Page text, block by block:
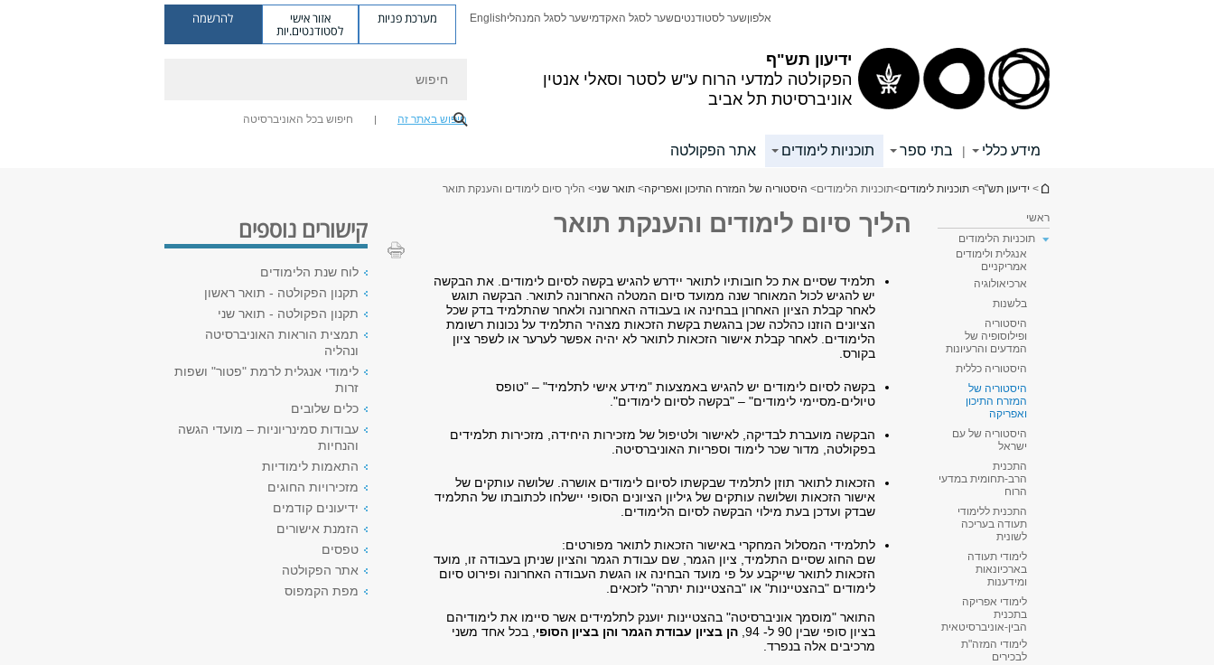
ידיעון תש"ף
הפקולטה למדעי הרוח ע"ש לסטר וסאלי אנטין
אוניברסיטת תל אביב
אלפוןשער לסטודנטיםשער לסגל האקדמישער לסגל המנהליEnglish מערכת פניות אזור אישי
לסטודנטים.יות
להרשמה
חיפוש באתר זה חיפוש בכל האוניברסיטה
מידע כללי | בתי ספר תוכניות לימודים אתר הפקולטה
הינך נמצא כאן
> ידיעון תש"ף> תוכניות לימודים>תוכניות הלימודים> היסטוריה של המזרח התיכון ואפריקה> תואר שני> הליך סיום לימודים והענקת תואר
ראשי
תוכניות הלימודים
אנגלית ולימודים
אמריקניים
ארכיאולוגיה
בלשנות
היסטוריה
ופילוסופיה של
המדעים והרעיונות
היסטוריה כללית
היסטוריה של
המזרח התיכון
ואפריקה
היסטוריה של עם
ישראל
התכנית
הרב-תחומית במדעי
הרוח
התכנית ללימודי
תעודה בעריכה
לשונית
לימודי תעודה
בארכיונאות
ומידענות
לימודי אפריקה
בתכנית
הבין-אוניברסיטאית
לימודי המזה"ת
לבכירים
הליך סיום לימודים והענקת תואר
תלמיד שסיים את כל חובותיו לתואר יידרש להגיש בקשה לסיום לימודים. את הבקשה
יש להגיש לכול המאוחר שנה ממועד סיום המטלה האחרונה לתואר. הבקשה תוגש
לאחר קבלת הציון האחרון בבחינה או בעבודה האחרונה ולאחר שהתלמיד בדק שכל
הציונים הוזנו כהלכה שכן בהגשת בקשת הזכאות מצהיר התלמיד על נכונות רשומת
הלימודים. לאחר קבלת אישור הזכאות לתואר לא יהיה אפשר לערער או לשפר ציון
בקורס.
בקשה לסיום לימודים יש להגיש באמצעות "מידע אישי לתלמיד" – "טופס
טיולים-מסיימי לימודים" – "בקשה לסיום לימודים".
הבקשה מועברת לבדיקה, לאישור ולטיפול של מזכירות היחידה, מזכירות תלמידים
בפקולטה, מדור שכר לימוד וספריות האוניברסיטה.
הזכאות לתואר תוזן לתלמיד שבקשתו לסיום לימודים אושרה. שלושה עותקים של
אישור הזכאות ושלושה עותקים של גיליון הציונים הסופי יישלחו לכתובתו של התלמיד
שבדק ועדכן בעת מילוי הבקשה לסיום הלימודים.
לתלמידי המסלול המחקרי באישור הזכאות לתואר מפורטים:
שם החוג שסיים התלמיד, ציון הגמר, שם עבודת הגמר והציון שניתן בעבודה זו, מועד
הזכאות לתואר שייקבע על פי מועד הבחינה או הגשת העבודה האחרונה ופירוט סיום
לימודים "בהצטיינות" או "בהצטיינות יתרה" לזכאים.
התואר "מוסמך אוניברסיטה" בהצטיינות יוענק לתלמידים אשר סיימו את לימודיהם
בציון סופי שבין 90 ל- 94,
הן בציון עבודת הגמר והן בציון הסופי , בכל אחד משני
מרכיבים אלה בנפרד.
קישורים נוספים
לוח שנת הלימודים
תקנון הפקולטה - תואר ראשון
תקנון הפקולטה - תואר שני
תמצית הוראות האוניברסיטה
ונהליה
לימודי אנגלית לרמת "פטור" ושפות
זרות
כלים שלובים
עבודות סמינריוניות – מועדי הגשה
והנחיות
התאמות לימודיות
מזכירויות החוגים
ידיעונים קודמים
הזמנת אישורים
טפסים
אתר הפקולטה
מפת הקמפוס